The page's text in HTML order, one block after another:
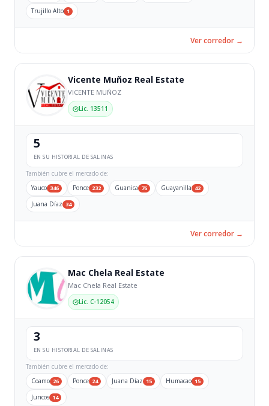
Trujillo Alto 1
Ver corredor →
Vicente Muñoz Real Estate
VICENTE MUÑOZ
Lic. 13511
5
EN SU HISTORIAL DE SALINAS
También cubre el mercado de:
Yauco 346 Ponce 232 Guanica 76 Guayanilla 42
Juana Díaz 34
Ver corredor →
Mac Chela Real Estate
Mac Chela Real Estate
Lic. C-12054
3
EN SU HISTORIAL DE SALINAS
También cubre el mercado de:
Coamo 26 Ponce 24 Juana Díaz 15 Humacao 15
Juncos 14